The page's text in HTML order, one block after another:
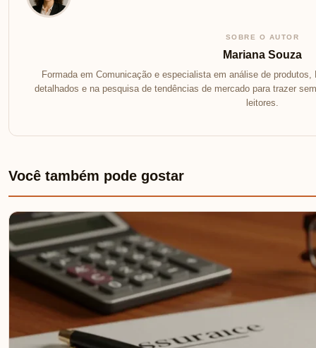
SOBRE O AUTOR
Mariana Souza
Formada em Comunicação e especialista em análise de
detalhados e na pesquisa de tendências de mercado para trazer
leitores.
Você também pode gostar